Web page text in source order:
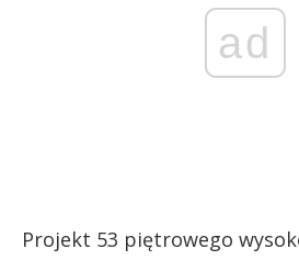
ad
Projekt 53 piętrowego